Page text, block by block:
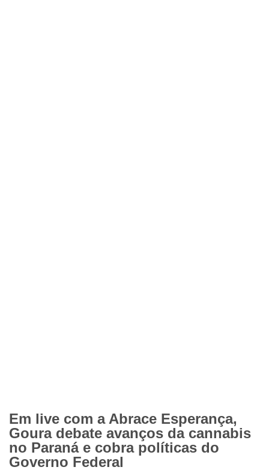
Em live com a Abrace Esperança,
Goura debate avanços da cannabis
no Paraná e cobra políticas do
Governo Federal